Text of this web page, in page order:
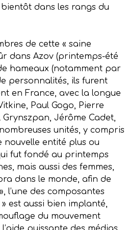
dans les rangs du
de cette « saine
dans Azov (printemps-été
hameaux (notamment par
personnalités, ils furent
en France, avec la longue
Paul Gogo, Pierre
Jérôme Cadet,
unités, y compris
nouvelle entité plus ou
fut fondé au printemps
mais aussi des femmes,
dans le monde, afin de
l’une des composantes
est aussi bien implanté,
du mouvement